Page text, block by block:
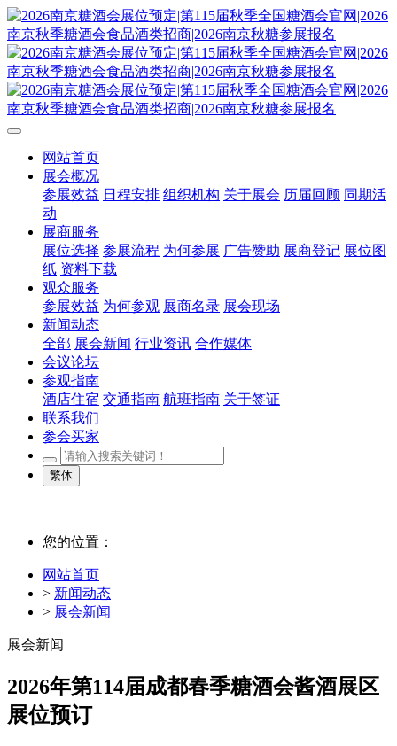
网站首页
展会概况
参展效益 日程安排 组织机构 关于展会 历届回顾 同期活
动
展商服务
展位选择 参展流程 为何参展 广告赞助 展商登记 展位图
纸 资料下载
观众服务
参展效益 为何参观 展商名录 展会现场
新闻动态
全部 展会新闻 行业资讯 合作媒体
会议论坛
参观指南
酒店住宿 交通指南 航班指南 关于签证
联系我们
参会买家
繁体
您的位置：
网站首页
> 新闻动态
> 展会新闻
展会新闻
2026年第114届成都春季糖酒会酱酒展区
展位预订